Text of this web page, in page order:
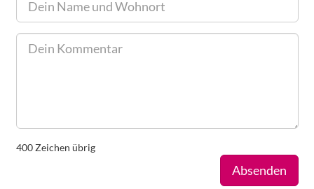
400 Zeichen übrig
Absenden